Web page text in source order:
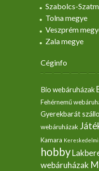
Szabolcs-
Tolna megye
Veszprém
Zala megye
Céginfo
Bio webáruházak
Fehérnemű
Gyerekbarát
webáruházak
Kamara Kereskedelmi
hobby
webáruházak